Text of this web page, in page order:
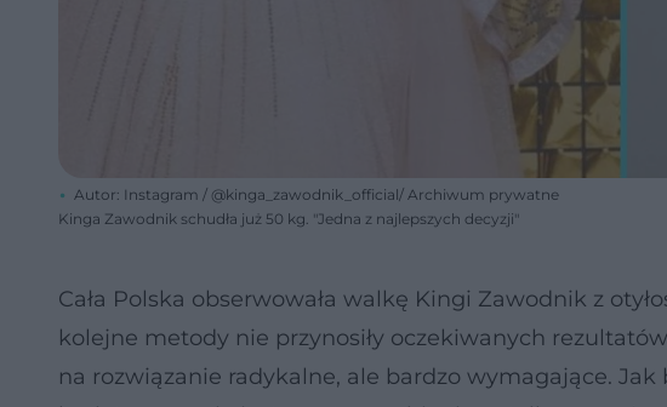
Autor: Instagram / @kinga_zawodnik_official/ Archiwum prywatne
Kinga Zawodnik schudła już 50 kg. "Jedna z najlepszych decyzji"
Cała Polska obserwowała walkę Kingi Zawodnik z
kolejne metody nie przynosiły oczekiwanych
na rozwiązanie radykalne, ale bardzo wymagające.